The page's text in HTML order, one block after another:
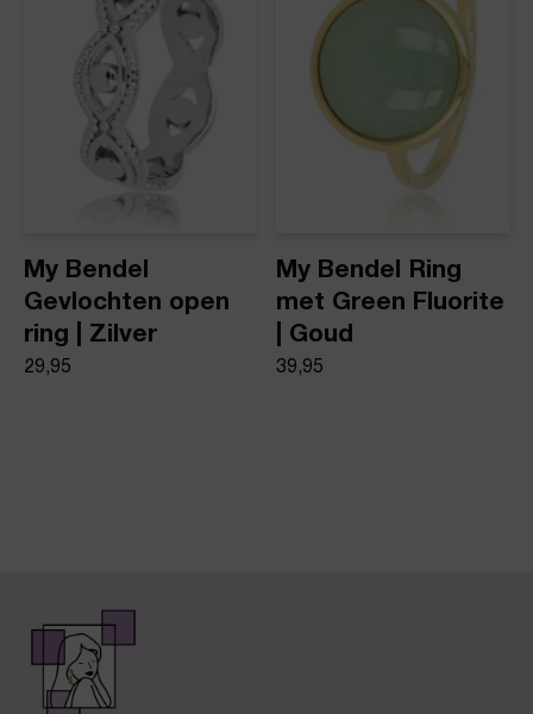
My Bendel
Gevlochten open
ring | Zilver
29,95
My Bendel Ring
met Green Fluorite
| Goud
39,95